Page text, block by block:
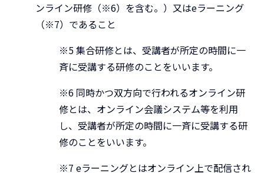
ンライン研修（※6）を含む。）又はeラーニング
（※7）であること
※5 集合研修とは、受講者が所定の時間に一
斉に受講する研修のことをいいます。
※6 同時かつ双方向で行われるオンライン研
修とは、オンライン会議システム等を利用
し、受講者が所定の時間に一斉に受講する研
修のことをいいます。
※7 eラーニングとはオンライン上で配信され